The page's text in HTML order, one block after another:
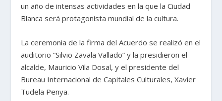
un año de intensas actividades en la que la Ciudad
Blanca será protagonista mundial de la cultura.
La ceremonia de la firma del Acuerdo se realizó en el
auditorio “Silvio Zavala Vallado” y la presidieron el
alcalde, Mauricio Vila Dosal, y el presidente del
Bureau Internacional de Capitales Culturales, Xavier
Tudela Penya.